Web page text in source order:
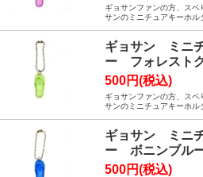
ギョサンファンの方、ス
サンのミニチュアキーホル
ギョサン ミニ
ー フォレスト
500円(税込)
ギョサンファンの方、ス
サンのミニチュアキーホル
ギョサン ミニ
ー ボニンブル
500円(税込)